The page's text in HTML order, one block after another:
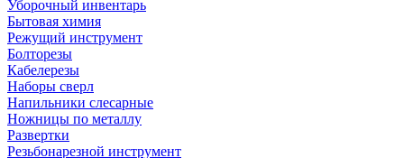
Уборочный инвентарь
Бытовая химия
Режущий инструмент
Болторезы
Кабелерезы
Наборы сверл
Напильники слесарные
Ножницы по металлу
Развертки
Резьбонарезной инструмент